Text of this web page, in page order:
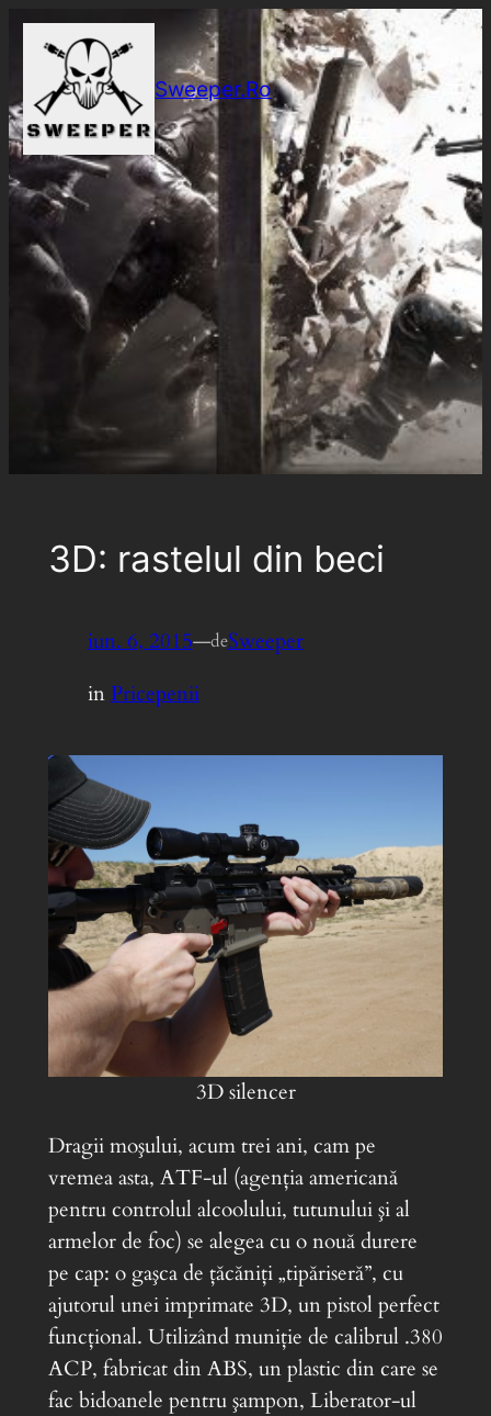
Sari
conținut
Sweeper.Ro
3D: rastelul din beci
iun. 6, 2015—deSweeper
inPricepenii
3D silencer
Dragii moşului, acum trei ani, cam pe
vremea asta, ATF-ul (agenţia americană
pentru controlul alcoolului, tutunului şi al
armelor de foc) se alegea cu o nouă durere
pe cap: o gaşca de ţăcăniţi „tipăriseră”, cu
ajutorul unei imprimate 3D, un pistol perfect
funcţional. Utilizând muniţie de calibrul .380
ACP, fabricat din ABS, un plastic din care se
fac bidoanele pentru şampon, Liberator-ul